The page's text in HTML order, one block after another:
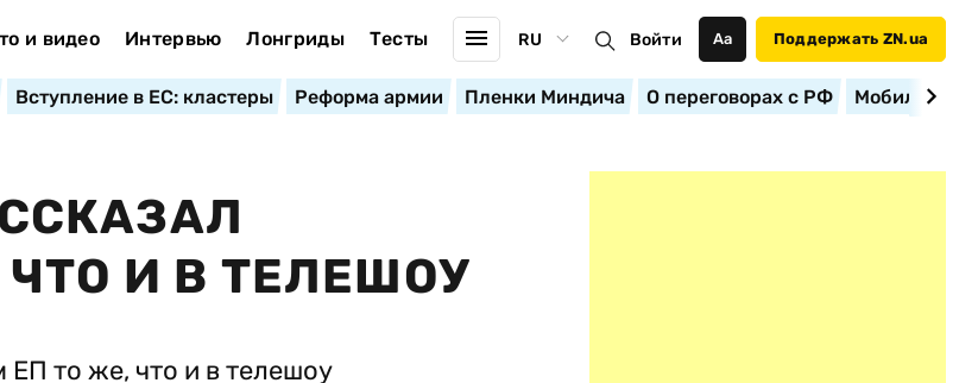
и видео Интервью Лонгриды Тесты RU Войти Аа Поддержать ZN.ua
Вступление в ЕС: кластеры Реформа армии Пленки Миндича О переговорах с РФ
И В ТЕЛЕШОУ